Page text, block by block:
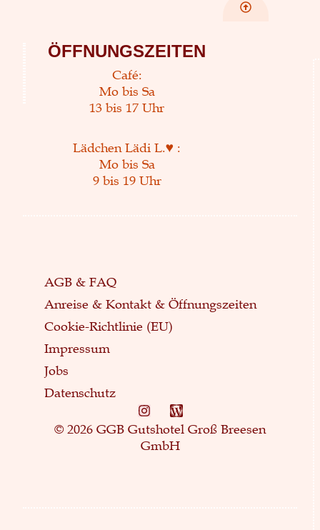
ÖFFNUNGSZEITEN
Café:
Mo bis Sa
13 bis 17 Uhr
Lädchen Lädi L.♥ :
Mo bis Sa
9 bis 19 Uhr
AGB & FAQ
Anreise & Kontakt & Öffnungszeiten
Cookie-Richtlinie (EU)
Impressum
Jobs
Datenschutz
© 2026 GGB Gutshotel Groß Breesen
GmbH